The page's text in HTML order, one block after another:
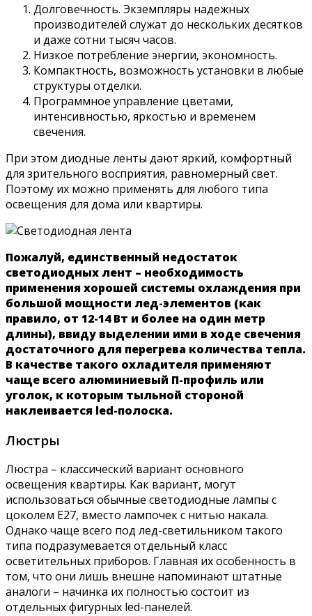
Долговечность. Экземпляры надежных
производителей служат до нескольких десятков
и даже сотни тысяч часов.
Низкое потребление энергии, экономность.
Компактность, возможность установки в любые
структуры отделки.
Программное управление цветами,
интенсивностью, яркостью и временем
свечения.
При этом диодные ленты дают яркий, комфортный
для зрительного восприятия, равномерный свет.
Поэтому их можно применять для любого типа
освещения для дома или квартиры.
Пожалуй, единственный недостаток
светодиодных лент – необходимость
применения хорошей системы охлаждения при
большой мощности лед-элементов (как
правило, от 12-14 Вт и более на один метр
длины), ввиду выделении ими в ходе свечения
достаточного для перегрева количества тепла.
В качестве такого охладителя применяют
чаще всего алюминиевый П-профиль или
уголок, к которым тыльной стороной
наклеивается led-полоска.
Люстры
Люстра – классический вариант основного
освещения квартиры. Как вариант, могут
использоваться обычные светодиодные лампы с
цоколем Е27, вместо лампочек с нитью накала.
Однако чаще всего под лед-светильником такого
типа подразумевается отдельный класс
осветительных приборов. Главная их особенность в
том, что они лишь внешне напоминают штатные
аналоги – начинка их полностью состоит из
отдельных фигурных led-панелей.